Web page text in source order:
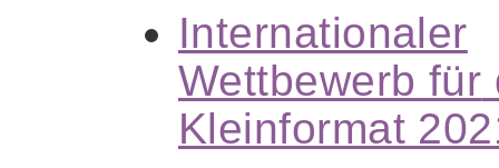
Internationaler
Wettbewerb für
Kleinformat